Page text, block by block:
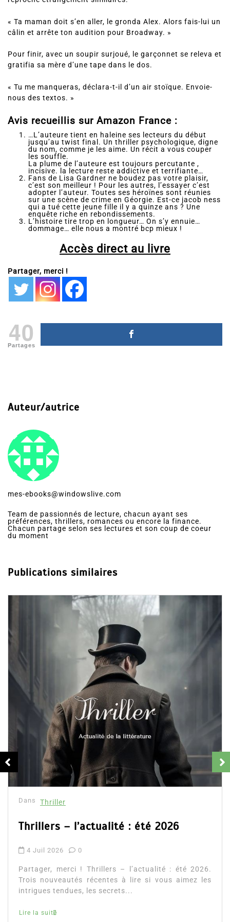
« Ta maman doit s’en aller, le gronda Alex. Alors fais-lui un
câlin et arrête ton audition pour Broadway. »
Pour finir, avec un soupir surjoué, le garçonnet se releva et
gratifia sa mère d’une tape dans le dos.
« Tu me manqueras, déclara-t-il d’un air stoïque. Envoie-
nous des textos. »
Avis recueillis sur Amazon France :
…L’auteure tient en haleine ses lecteurs du début
jusqu’au twist final. Un thriller psychologique, digne
du nom, comme je les aime. Un récit a vous couper
les souffle.
La plume de l’auteure est toujours percutante ,
incisive. la lecture reste addictive et terrifiante…
Fans de Lisa Gardner ne boudez pas votre plaisir,
c’est son meilleur ! Pour les autres, l’essayer c’est
adopter l’auteur. Toutes ses héroïnes sont réunies
sur une scène de crime en Géorgie. Est-ce jacob ness
qui a tué cette jeune fille il y a quinze ans ? Une
enquête riche en rebondissements.
L’histoire tire trop en longueur… On s’y ennuie…
dommage… elle nous a montré bcp mieux !
Accès direct au livre
Partager, merci !
40
Partages
Auteur/autrice
mes-ebooks@windowslive.com
Team de passionnés de lecture, chacun ayant ses
préférences, thrillers, romances ou encore la finance.
Chacun partage selon ses lectures et son coup de coeur
du moment
Publications similaires
: été 2026.
aimez les
Dans Thriller
Le Pacte des Abysses
24 Mai 2026
Partager, merci !Le Pacte des
l’autoédition française plonge dans
mythe Avec Le Pacte des Abysses,
auto-édition roman auto-édité